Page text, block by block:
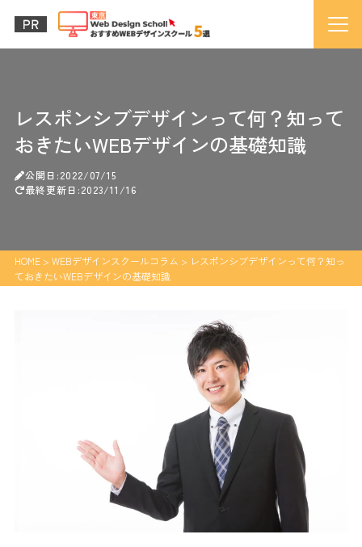
レスポンシブデザインって何？知って
おきたいWEBデザインの基礎知識
公開日:2022/07/15
最終更新日:2023/11/16
HOME> WEBデザインスクールコラム > レスポンシブデザインって何？知っ
ておきたいWEBデザインの基礎知識